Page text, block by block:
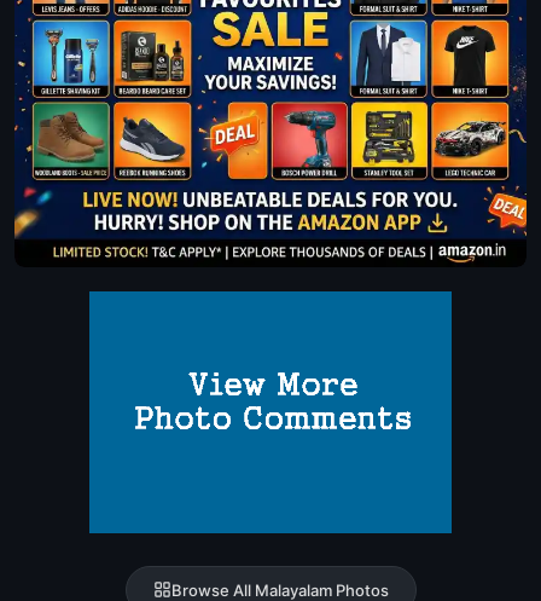
Browse All Malayalam Photos